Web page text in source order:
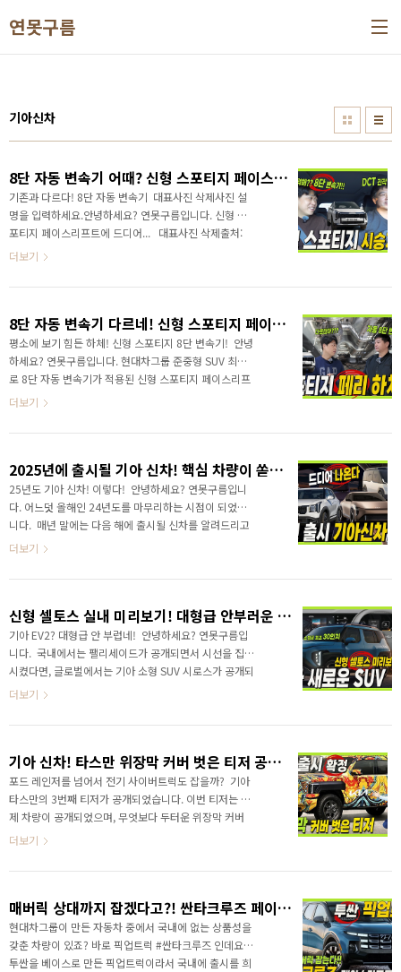
연못구름
기아신차
8단 자동 변속기 어때? 신형 스포티지 페이스리프트! 하체 전문가 시승기! #더모스트 #고민수 #하이브리드 #그랑콜레오스
기존과 다르다! 8단 자동 변속기 대표사진 삭제사진 설
명을 입력하세요.안녕하세요? 연못구름입니다. 신형 스
포티지 페이스리프트에 드디어... 대표사진 삭제출처:
더모스트 8단 자동 변속기가 새롭게 적용되었습니
요!&nbsp;&nbsp;"> 기존 DCT의 단점을 완전히
반장님을 통해서 세부적으로 알려드립니다. 확실하게
달라진 신형 스포티지를 만나보세요!✔ 2% 캐시백 신차
구입+ 가장 빠르게 받을 수 있는 방법은 장기렌트나 리
스입니다. https://www.welcar.kr/recommend?
의 차이점을 만나보세요!&nbsp..
더보기
8단 자동 변속기 다르네! 신형 스포티지 페이스리프트! 하체분석 #더모스트 #고민수 #하체전문가 #그랑콜레오스
평소에 보기 힘든 하체! 신형 스포티지 8단 변속기! 안녕
하세요? 연못구름입니다. 현대차그룹 준중형 SUV 최초
로 8단 자동 변속기가 적용된 신형 스포티지 페이스리프
트는 얼마나 달라졌을까요? 하체 전문가 고민수 반장님
티지 페이스리프트 보기 힘든 하체 이렇게 생겼습니
렇게 생겼습니다. 영상으로 신형 스포티지를 하체를 만
나보세요! 신형 스포티지 페이스리프트 보기 힘든 하체
이렇게 생겼습니다.&nbsp;&nbsp;"> ✔ 2% 캐시
백+고급선팅 신차구입과 가장 빠르게 받을 수 있는 방법
요!https://www.welcar.kr/r..
더보기
2025년에 출시될 기아 신차! 핵심 차량이 쏟아집니다!#신형셀토스 #EV4 #타스만 #텔루라이드 #PV5
25년도 기아 신차! 이렇다! 안녕하세요? 연못구름입니
다. 어느덧 올해인 24년도를 마무리하는 시점이 되었습
니다. 매년 말에는 다음 해에 출시될 신차를 알려드리고
있습니다. 올해도 다양한 신차가 출시가 되었죠? 특히
세이드 도 최근 공개되면서 본격적인 출시는 내년이 될
기아 신차중에서 디자인으로 현대차와 어깨를 나란이
하고 있는 기아의 신차를 알려드리겠습니다. 영상으로
가장 새롭게 출시될 신차를 빠르게 만나보세
요!&nbsp;&nbsp;"> 가장 먼저 공개될 것으로 예
토스입니다. 셀토스는 소형차의 기준을 바꾼 차량이라
고 알려드렸는데...
더보기
신형 셀토스 실내 미리보기! 대형급 안부러운 기아 새로운 소형 SUV! 시로스 공개! #클라비스 #SYROS
기아 EV2? 대형급 안 부럽네! 안녕하세요? 연못구름입
니다. 국내에서는 팰리세이드가 공개되면서 시선을 집중
시켰다면, 글로벌에서는 기아 소형 SUV 시로스가 공개되
면서 난리가 났었습니다. 글로벌 현장의 소식을 라이브로
한 소형 SUV 시로스의 공식 영상부터 잠시 보시죠! 영
요!"> &nbsp; 출처:
https://lastzone.tistory.com/2221 [연못구름:티스토
리]"> 출처: https://lastzone.tistory.com/2221
[연못구름:티스토리] 놀란 가슴을 진정시키구요! 저는 시
모습을 몇 번 보면서 놀랐..
더보기
기아 신차! 타스만 위장막 커버 벗은 티저 공개! 픽업트럭!
포드 레인저를 넘어서 전기 사이버트럭도 잡을까? 기아
타스만의 3번째 티저가 공개되었습니다. 이번 티저는 실
제 차량이 공개되었으며, 무엇보다 두터운 위장막 커버
가 제거된 위장막 테이프 차량이라서 타스만의 실루엣
파워트레인 정보까지 알려드립니다.참고로 타스만은 국
보를 가장 먼저 만나보세요!&nbsp;&nbsp;" data-ke-
type="html">HTML 삽입미리보기할 수 없는 소스
더보기
매버릭 상대까지 잡겠다고?! 싼타크루즈 페이스리프트 출시임박!
현대차그룹이 만든 자동차 중에서 국내에 없는 상품성을
갖춘 차량이 있죠? 바로 픽업트럭 #싼타크루즈 인데요.
투싼을 베이스로 만든 픽업트럭이라서 국내에 출시를 희